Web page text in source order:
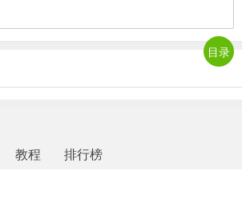
教程 排行榜
目录